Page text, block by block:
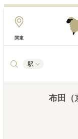
関東
駅
布田（